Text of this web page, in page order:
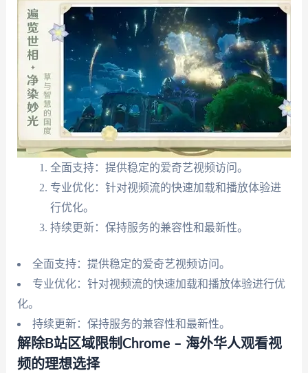
全面支持：提供稳定的爱奇艺视频访问。
专业优化：针对视频流的快速加载和播放体验进
行优化。
持续更新：保持服务的兼容性和最新性。
全面支持：提供稳定的爱奇艺视频访问。
专业优化：针对视频流的快速加载和播放体验进行优
化。
持续更新：保持服务的兼容性和最新性。
解除B站区域限制Chrome – 海外华人观看视
频的理想选择